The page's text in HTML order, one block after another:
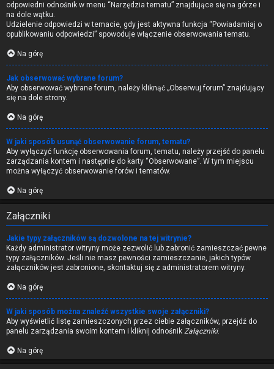
odpowiedni odnośnik w menu “Narzędzia tematu” znajdujące się na górze i
na dole wątku.
Udzielenie odpowiedzi w temacie, gdy jest aktywna funkcja “Powiadamiaj o
opublikowaniu odpowiedzi” spowoduje włączenie obserwowania tematu.
Na górę
Jak obserwować wybrane forum?
Aby obserwować wybrane forum, należy kliknąć „Obserwuj forum” znajdujący
się na dole strony.
Na górę
W jaki sposób usunąć obserwowanie forum, tematu?
Aby wyłączyć funkcję obserwowania forum, tematu, należy przejść do panelu
zarządzania kontem i następnie do karty “Obserwowane”. W tym miejscu
można wyłączyć obserwowanie forów i tematów.
Na górę
Załączniki
Jakie typy załączników są dozwolone na tej witrynie?
Każdy administrator witryny może zezwolić lub zabronić zamieszczać pewne
typy załączników. Jeśli nie masz pewności zamieszczanie, jakich typów
załączników jest zabronione, skontaktuj się z administratorem witryny.
Na górę
W jaki sposób można znaleźć wszystkie swoje załączniki?
Aby wyświetlić listę zamieszczonych przez ciebie załączników, przejdź do
panelu zarządzania swoim kontem i kliknij odnośnik Załączniki.
Na górę